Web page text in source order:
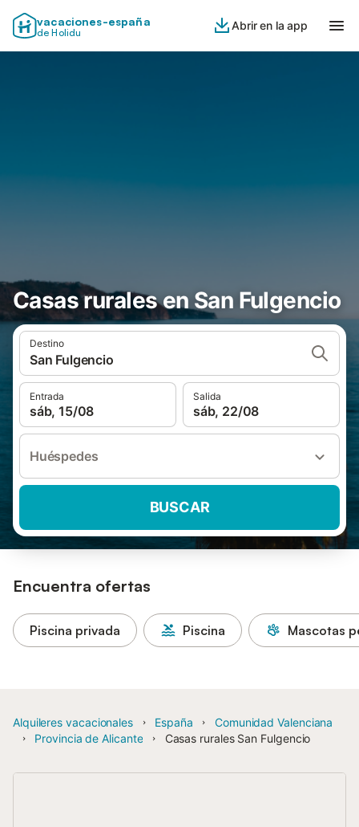
vacaciones-españa
de Holidu
Abrir en la app
Casas rurales en San Fulgencio
Destino
San Fulgencio
Entrada
sáb, 15/08
Salida
sáb, 22/08
Huéspedes
BUSCAR
Encuentra ofertas
Piscina privada Piscina Mascotas
Alquileres vacacionales España
Comunidad Valenciana
Provincia de Alicante
Casas rurales San Fulgencio